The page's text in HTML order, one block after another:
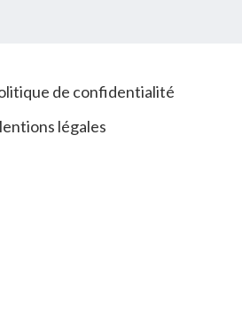
de confidentialité
légales